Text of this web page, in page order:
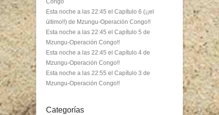
Congo
Esta noche a las 22:45 el Capítulo 6 (¡¡el
último!!) de Mzungu-Operación Congo!!
Esta noche a las 22:45 el Capítulo 5 de
Mzungu-Operación Congo!!
Esta noche a las 22:45 el Capítulo 4 de
Mzungu-Operación Congo!!
Esta noche a las 22:55 el Capítulo 3 de
Mzungu-Operación Congo!!
Categorías